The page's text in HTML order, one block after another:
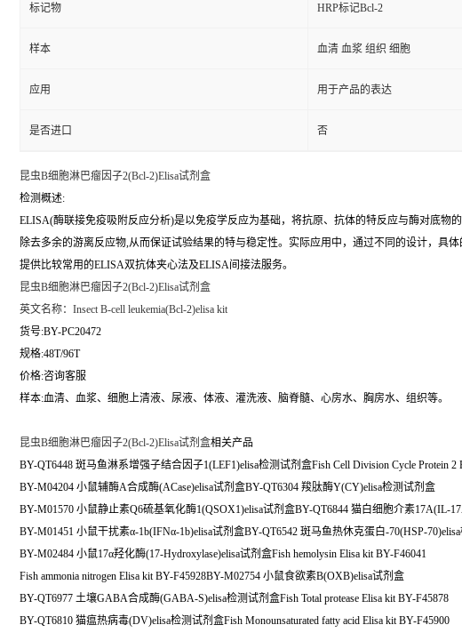
标记物 HRP标记Bcl-2
样本 血清 血浆 组织 细胞
应用 用于产品的表达
是否进口 否
昆虫B细胞淋巴瘤因子2(Bcl-2)Elisa试剂盒
检测概述:
ELISA(酶联接免疫吸附反应分析)是以免疫学反应为基础，将抗原、抗体的特反应与酶对底
除去多余的游离反应物,从而保证试验结果的特与稳定性。实际应用中，通过不同的设计，具
提供比较常用的ELISA双抗体夹心法及ELISA间接法服务。
昆虫B细胞淋巴瘤因子2(Bcl-2)Elisa试剂盒
英文名称： Insect B-cell leukemia(Bcl-2)elisa kit
货号:BY-PC20472
规格:48T/96T
价格:咨询客服
样本:血清、血浆、细胞上清液、尿液、体液、灌洗液、脑脊髓、心房水、胸房水、组织等。
昆虫B细胞淋巴瘤因子2(Bcl-2)Elisa试剂盒相关产品
BY-QT6448 斑马鱼淋系增强子结合因子1(LEF1)elisa检测试剂盒Fish Cell Division Cycle Protein 2
BY-M04204 小鼠辅酶A合成酶(ACase)elisa试剂盒BY-QT6304 羧肽酶Y(CY)elisa检测试剂盒
BY-M01570 小鼠静止素Q6硫基氧化酶1(QSOX1)elisa试剂盒BY-QT6844 猫白细胞介素17A(IL-
BY-M01451 小鼠干扰素α-1b(IFNα-1b)elisa试剂盒BY-QT6542 斑马鱼热休克蛋白-70(HSP-
BY-M02484 小鼠17α羟化酶(17-Hydroxylase)elisa试剂盒Fish hemolysin Elisa kit BY-F46041
Fish ammonia nitrogen Elisa kit BY-F45928BY-M02754 小鼠食欲素B(OXB)elisa试剂盒
BY-QT6977 土壤GABA合成酶(GABA-S)elisa检测试剂盒Fish Total protease Elisa kit BY-F45878
BY-QT6810 猫瘟热病毒(DV)elisa检测试剂盒Fish Monounsaturated fatty acid Elisa kit BY-F45900